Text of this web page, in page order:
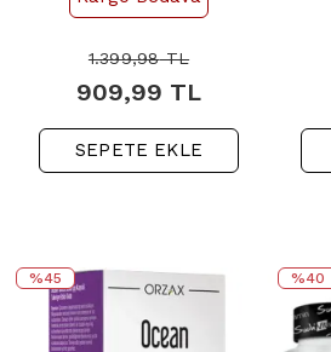
1.399,98TL
909,99 TL
SEPETE EKLE
%45 %40